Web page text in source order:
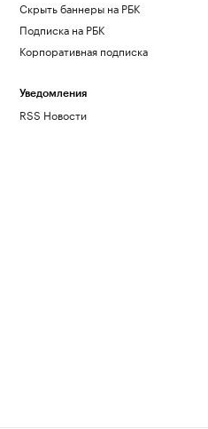
Скрыть баннеры на РБК
Подписка на РБК
Корпоративная подписка
Уведомления
RSS Новости